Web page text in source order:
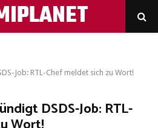
Job: RTL-Chef meldet sich zu Wort!
DSDS-Job: RTL-